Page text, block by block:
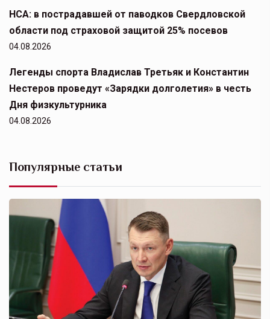
НСА: в пострадавшей от паводков Свердловской
области под страховой защитой 25% посевов
04.08.2026
Легенды спорта Владислав Третьяк и Константин
Нестеров проведут «Зарядки долголетия» в честь
Дня физкультурника
04.08.2026
Популярные статьи